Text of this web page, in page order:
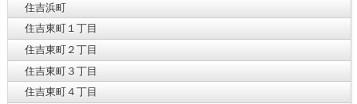
住吉浜町
住吉東町１丁目
住吉東町２丁目
住吉東町３丁目
住吉東町４丁目